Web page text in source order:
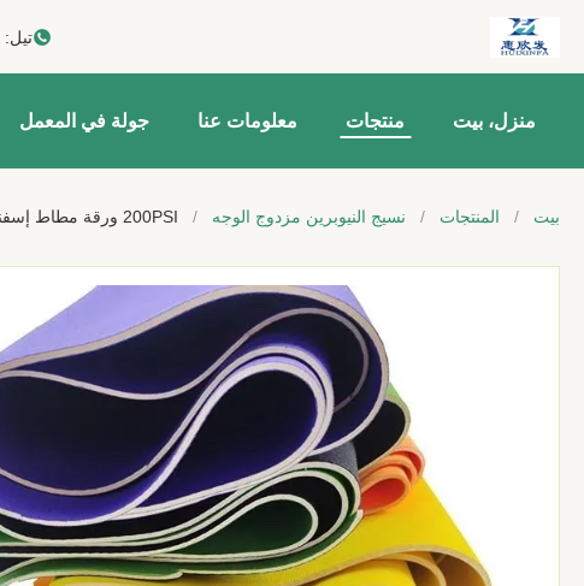
تيل:
منزل، بيت منتجات معلومات عنا جولة في المعمل
بيت / المنتجات / نسيج النيوبرين مزدوج الوجه / 200PSI ورقة مطاط إسفنجي سيليكون ناعم، ورقة نيوبرين بدلة غوص شور A